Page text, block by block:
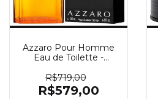
Azzaro Pour Homme
Eau de Toilette -
Azzaro
R$719,00
R$579,00